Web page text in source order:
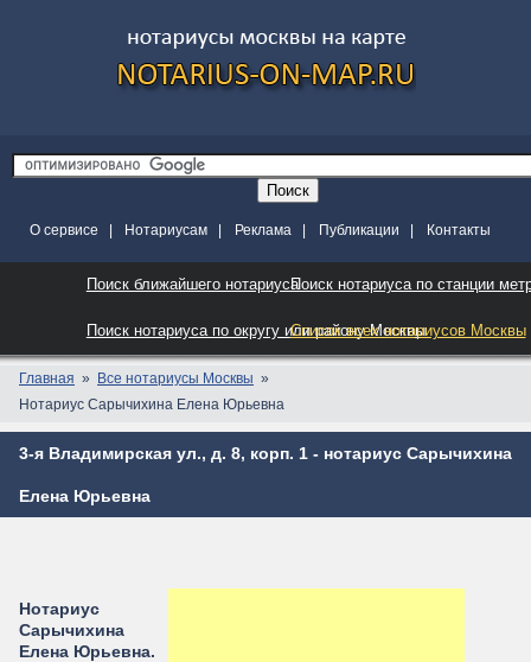
О сервисе Нотариусам Реклама Публикации Контакты
Поиск ближайшего нотариусаПоиск нотариуса по станции
Поиск нотариуса по округу или району Москвы
Список всех нотариусов Москвы
Главная
Все нотариусы Москвы
Нотариус Сарычихина Елена Юрьевна
3-я Владимирская ул., д. 8, корп. 1 - нотариус Сарычихина
Елена Юрьевна
Нотариус
Сарычихина
Елена Юрьевна.